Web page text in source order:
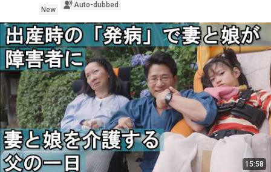
New
Auto-dubbed
15:58